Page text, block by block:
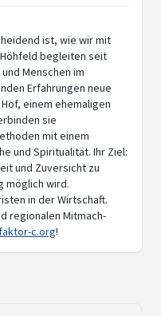
ist, wie wir mit
Höhfeld begleiten seit
Menschen im
Erfahrungen neue
einem ehemaligen
sie
mit einem
und Spiritualität. Ihr Ziel:
und Zuversicht zu
möglich wird.
in der Wirtschaft.
regionalen Mitmach-
c.org!